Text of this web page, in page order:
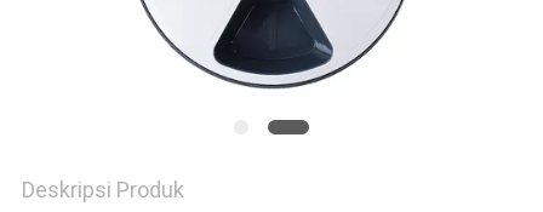
Deskripsi Produk